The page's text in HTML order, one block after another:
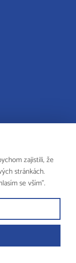
zajistili, že
stránkách.
se vším".
Zkola